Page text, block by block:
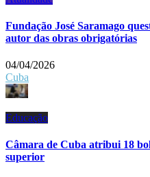
Fundação José Saramago
autor das obras obrigatórias
04/04/2026
Cuba
Educação
Câmara de Cuba atribui 18
superior